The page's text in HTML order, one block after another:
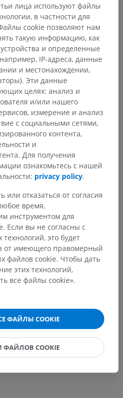
D, et al., editors. Neuroscience. 2nd
Associates; 2001. The Trigeminal
Available from:
NBK10853/
integrantia>
> Головной мозг
>
>
таламический
anterior
анатомических терминов,
тела
лица используют файлы
в частности для
cookie позволяют нам
такую информацию, как
и определенные
IP-адреса, данные
и местонахождении,
Эти данные
целях: анализ и
и/или нашего
измерение и анализ
с социальными сетями,
контента,
и
Для получения
ознакомьтесь с нашей
privacy policy.
или отказаться от согласия
время,
инструментом для
Если вы не согласны с
это будет
от имеющего правомерный
файлов cookie. Чтобы дать
этих технологий,
все файлы cookie».
ФАЙЛЫ COOKIE
COOKIE